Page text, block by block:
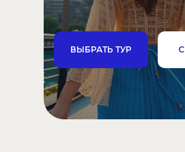
ВЫБРАТЬ ТУР